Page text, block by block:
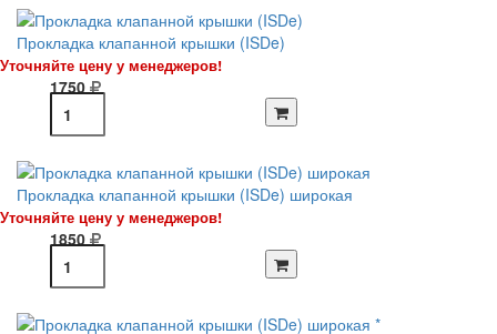
Прокладка клапанной крышки (ISDe)
Уточняйте цену у менеджеров!
1750
Прокладка клапанной крышки (ISDe) широкая
Уточняйте цену у менеджеров!
1850